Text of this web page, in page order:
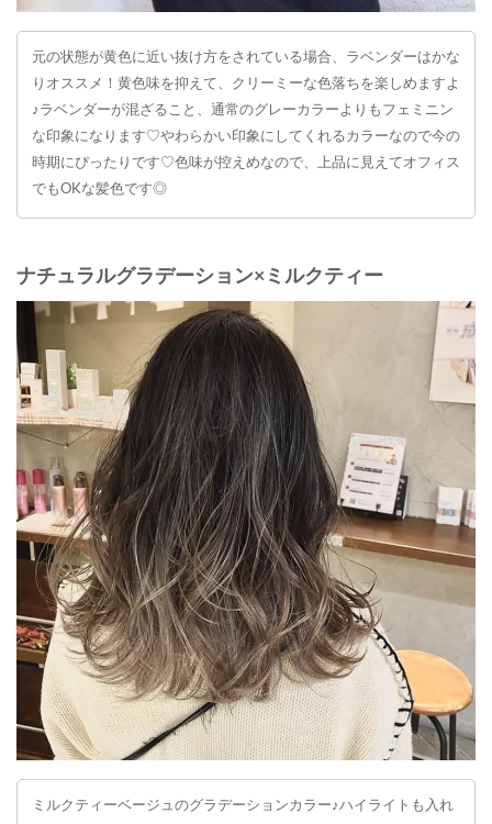
元の状態が黄色に近い抜け方をされている場合、ラベンダーはかな
りオススメ！黄色味を抑えて、クリーミーな色落ちを楽しめますよ
♪ラベンダーが混ざること、通常のグレーカラーよりもフェミニン
な印象になります♡やわらかい印象にしてくれるカラーなので今の
時期にぴったりです♡色味が控えめなので、上品に見えてオフィス
でもOKな髪色です◎
ナチュラルグラデーション×ミルクティー
ミルクティーベージュのグラデーションカラー♪ハイライトも入れ